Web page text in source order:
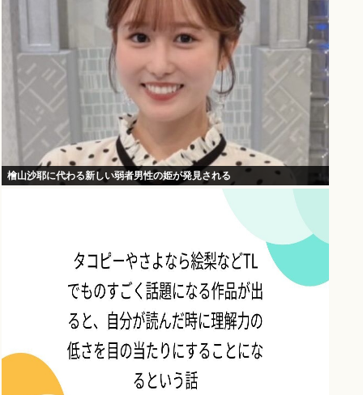
檜山沙耶に代わる新しい弱者男性の姫が発見される